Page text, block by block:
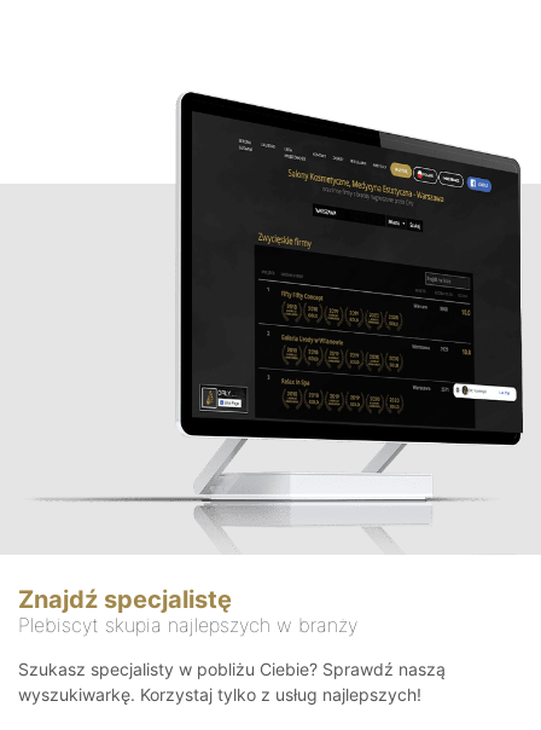
Znajdź specjalistę
Plebiscyt skupia najlepszych w branży
Szukasz specjalisty w pobliżu Ciebie? Sprawdź naszą
wyszukiwarkę. Korzystaj tylko z usług najlepszych!